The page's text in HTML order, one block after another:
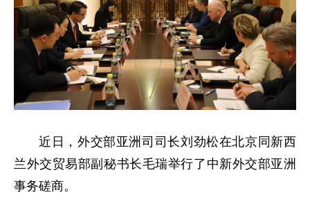
近日，外交部亚洲司司长刘劲松在北京同新西
兰外交贸易部副秘书长毛瑞举行了中新外交部亚洲
事务磋商。